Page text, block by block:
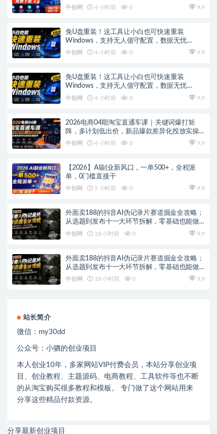
载 爱PPT网
中创网 4 小时前 0 9.9
免U盘重装！这工具让小白也可快速重装
Windows，支持无人值守配置，数据无忧
CmzPrep_Rev2
中创网 4 小时前 0 9.9
免U盘重装！这工具让小白也可快速重装
Windows，支持无人值守配置，数据无忧
CmzPrep_Rev2
中创网 4 小时前 0 9.9
2026电商04期淘宝直通车课｜关键词爆打矩
阵，多计划低出价，新品爆款差异化投放实操
教学
中创网 4 小时前 0 9.9
【2026】AI副业新风口，一单500+，全程派
单，0门槛直接干
中创网 5 小时前 0 9.9
外面卖188的抖音AI伪记录片赛道掘金全攻略；
从选题到发布十一大环节拆解，零基础也能做
出高流量真实感内容
中创网 18 小时前 0 9.9
外面卖188的抖音AI伪记录片赛道掘金全攻略；
从选题到发布十一大环节拆解，零基础也能做
出高流量真实感内容
中创网 18 小时前 0 9.9
站长简介
微信： my30dd
公众号：小驷的创业项目
本人创业10年，多家网站VIP付费会员，本站分享创业项
目、创业教程、主题源码、电商教程、工具软件等也不断
的从淘宝购买很多教程和模板。 专门做了这个网站用来
分享这些精品付款资源。
分享最新创业项目